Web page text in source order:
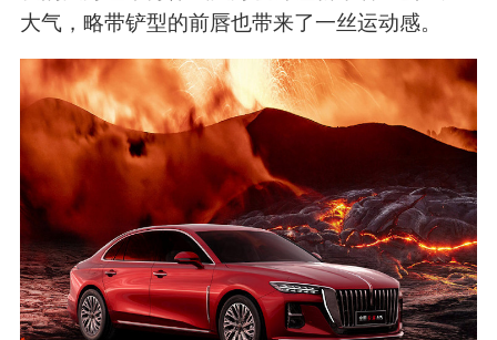
大气，略带铲型的前唇也带来了一丝运动感。